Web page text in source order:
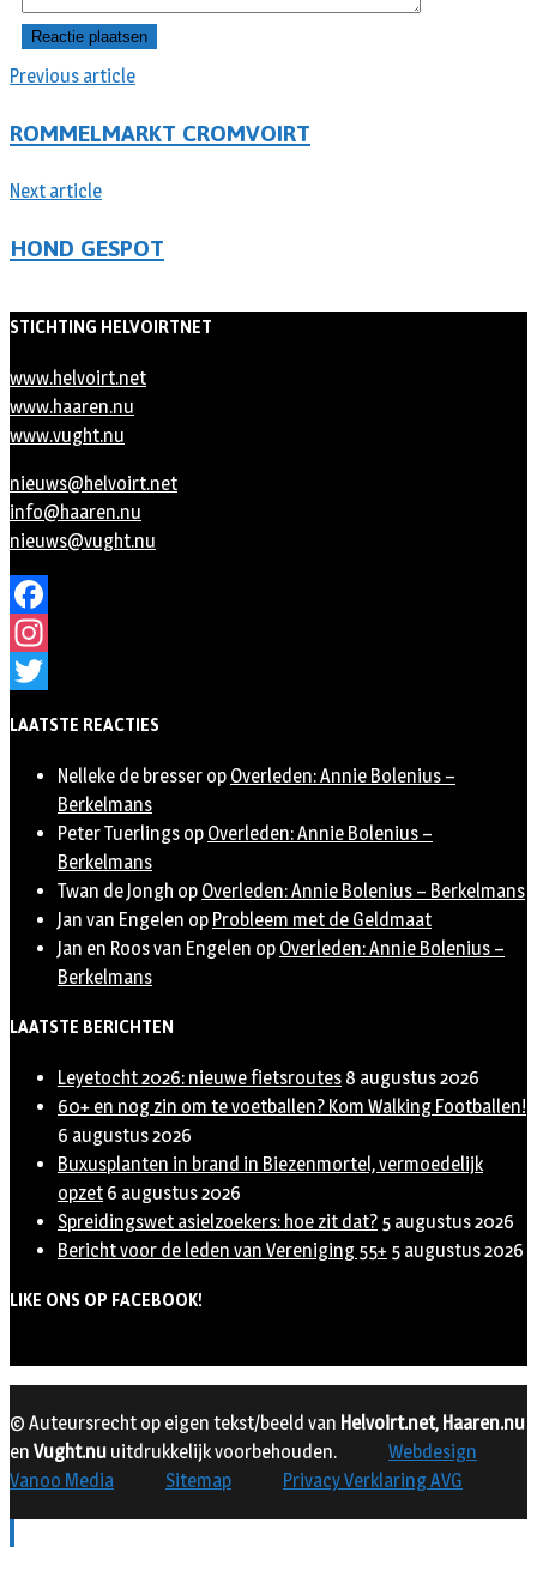
Previous article
ROMMELMARKT CROMVOIRT
Next article
HOND GESPOT
STICHTING HELVOIRTNET
www.helvoirt.net
www.haaren.nu
www.vught.nu
nieuws@helvoirt.net
info@haaren.nu
nieuws@vught.nu
Facebook
Instagram
LAATSTE REACTIES
Nelleke de bresser op Overleden: Annie Bolenius –
Berkelmans
Peter Tuerlings op Overleden: Annie Bolenius –
Berkelmans
Twan de Jongh op Overleden: Annie Bolenius – Berkelmans
Jan van Engelen op Probleem met de Geldmaat
Jan en Roos van Engelen op Overleden: Annie Bolenius –
Berkelmans
LAATSTE BERICHTEN
Leyetocht 2026: nieuwe fietsroutes 8 augustus 2026
60+ en nog zin om te voetballen? Kom Walking Footballen!
6 augustus 2026
Buxusplanten in brand in Biezenmortel, vermoedelijk
opzet 6 augustus 2026
Spreidingswet asielzoekers: hoe zit dat? 5 augustus 2026
Bericht voor de leden van Vereniging 55+ 5 augustus 2026
LIKE ONS OP FACEBOOK!
© Auteursrecht op eigen tekst/beeld van Helvoirt.net, Haaren.nu
en Vught.nu uitdrukkelijk voorbehouden.
Webdesign
Vanoo Media
Sitemap Privacy Verklaring AVG